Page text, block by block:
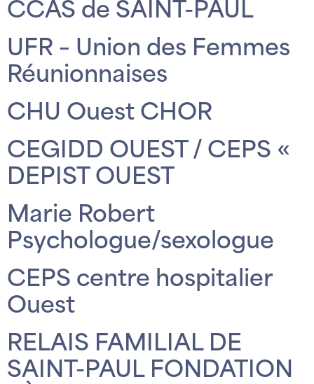
CCAS de SAINT-PAUL
UFR – Union des Femmes
Réunionnaises
CHU Ouest CHOR
CEGIDD OUEST / CEPS «
DEPIST OUEST
Marie Robert
Psychologue/sexologue
CEPS centre hospitalier
Ouest
RELAIS FAMILIAL DE
SAINT-PAUL FONDATION